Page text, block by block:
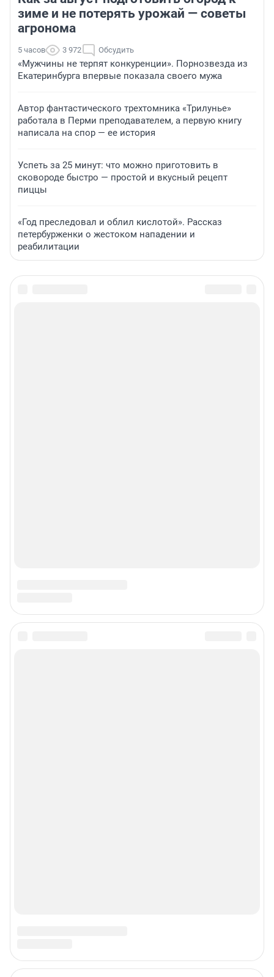
зиме и не потерять урожай — советы
агронома
5 часов 3 972 Обсудить
«Мужчины не терпят конкуренции». Порнозвезда из
Екатеринбурга впервые показала своего мужа
Автор фантастического трехтомника «Трилунье»
работала в Перми преподавателем, а первую книгу
написала на спор — ее история
Успеть за 25 минут: что можно приготовить в
сковороде быстро — простой и вкусный рецепт
пиццы
«Год преследовал и облил кислотой». Рассказ
петербурженки о жестоком нападении и
реабилитации